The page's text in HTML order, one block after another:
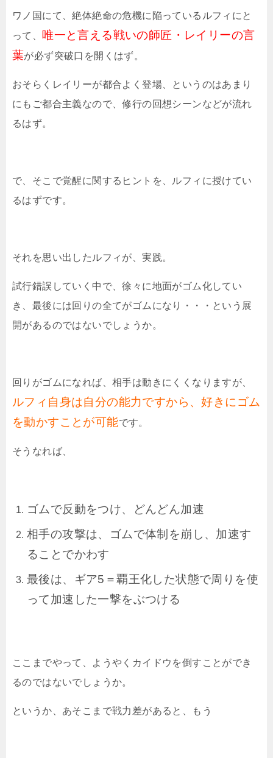
ワノ国にて、絶体絶命の危機に陥っているルフィにと
って、唯一と言える戦いの師匠・レイリーの言
葉が必ず突破口を開くはず。
おそらくレイリーが都合よく登場、というのはあまり
にもご都合主義なので、修行の回想シーンなどが流れ
るはず。
で、そこで覚醒に関するヒントを、ルフィに授けてい
るはずです。
それを思い出したルフィが、実践。
試行錯誤していく中で、徐々に地面がゴム化してい
き、最後には回りの全てがゴムになり・・・という展
開があるのではないでしょうか。
回りがゴムになれば、相手は動きにくくなりますが、
ルフィ自身は自分の能力ですから、好きにゴム
を動かすことが可能です。
そうなれば、
ゴムで反動をつけ、どんどん加速
相手の攻撃は、ゴムで体制を崩し、加速す
ることでかわす
最後は、ギア5＝覇王化した状態で周りを使
って加速した一撃をぶつける
ここまでやって、ようやくカイドウを倒すことができ
るのではないでしょうか。
というか、あそこまで戦力差があると、もう